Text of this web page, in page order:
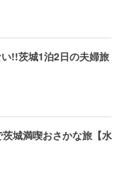
!!茨城1泊2日の夫婦旅
城満喫おさかな旅【水